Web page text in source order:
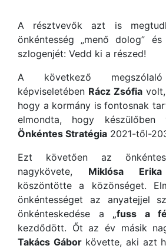
A résztvevők azt is
önkéntesség „menő dolog”
szlogenjét: Vedd ki a részed!
A következő
képviseletében Rácz Zsófiavolt,
hogy a kormány is fontosnak
elmondta, hogy
Önkéntes Stratégia 2021-től-
Ezt követően az
nagykövete, Miklósa Erika
köszöntötte a közönséget.
önkéntességet az anyatejjel
önkénteskedése a „fuss a
kezdődött. Őt az év másik
Takács Gáborkövette, aki azt